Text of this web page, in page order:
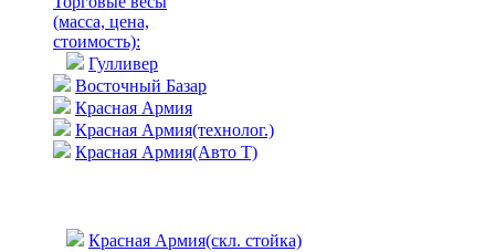
(масса, цена,
стоимость):
Гулливер
Восточный Базар
Красная Армия
Красная Армия(технолог.)
Красная Армия(Авто Т)
Красная Армия(скл. стойка)